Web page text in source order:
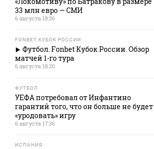
33 млн евро — СМИ
6 августа 18:36
FONBET КУБОК РОССИИ
Футбол. Fonbet Кубок России. Обзор
матчей 1-го тура
6 августа 18:20
ФУТБОЛ
УЕФА потребовал от Инфантино
гарантий того, что он больше не будет
«уродовать» игру
6 августа 17:36
ИСПАНИЯ